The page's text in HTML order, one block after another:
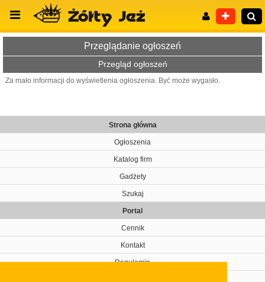
Przeglądanie ogłoszeń
Przegląd ogłoszeń
Za mało informacji do wyświetlenia ogłoszenia. Być może wygasło.
Strona główna
Ogłoszenia
Katalog firm
Gadżety
Szukaj
Portal
Cennik
Kontakt
Regulamin